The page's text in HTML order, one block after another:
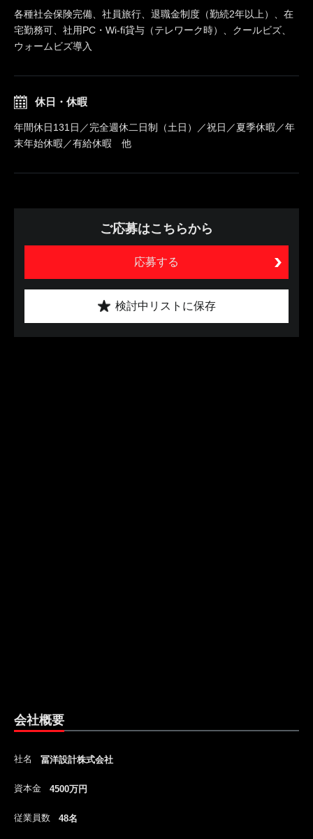
各種社会保険完備、社員旅行、退職金制度（勤続2年以上）、在
宅勤務可、社用PC・Wi-fi貸与（テレワーク時）、クールビズ、
ウォームビズ導入
休日・休暇
年間休日131日／完全週休二日制（土日）／祝日／夏季休暇／年
末年始休暇／有給休暇 他
ご応募はこちらから
応募する
検討中リストに保存
会社概要
社名 冨洋設計株式会社
資本金 4500万円
従業員数 48名